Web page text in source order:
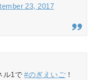
23, 2017
ル1で#のぎえいご ！